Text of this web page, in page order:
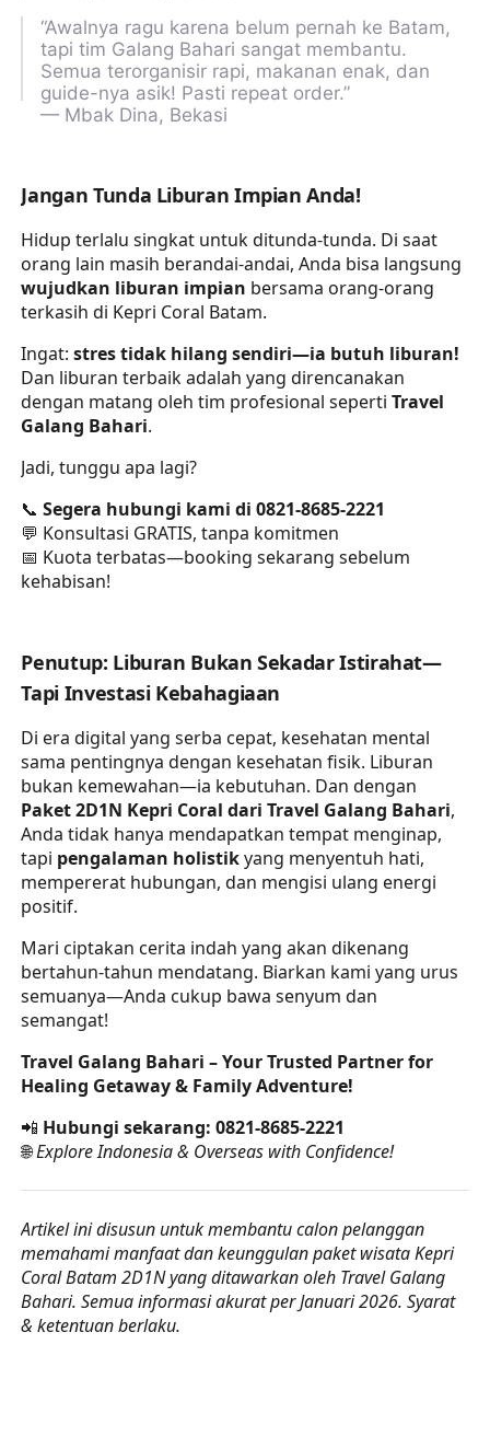
“Awalnya ragu karena belum pernah ke Batam,
tapi tim Galang Bahari sangat membantu.
Semua terorganisir rapi, makanan enak, dan
guide-nya asik! Pasti repeat order.”
— Mbak Dina, Bekasi
Jangan Tunda Liburan Impian Anda!
Hidup terlalu singkat untuk ditunda-tunda. Di saat
orang lain masih berandai-andai, Anda bisa langsung
wujudkan liburan impian bersama orang-orang
terkasih di Kepri Coral Batam.
Ingat:stres tidak hilang sendiri—ia butuh liburan!
Dan liburan terbaik adalah yang direncanakan
dengan matang oleh tim profesional sepertiTravel
Galang Bahari.
Jadi, tunggu apa lagi?
📞Segera hubungi kami di 0821-8685-2221
💬 Konsultasi GRATIS, tanpa komitmen
📅 Kuota terbatas—booking sekarang sebelum
kehabisan!
Penutup: Liburan Bukan Sekadar Istirahat—
Tapi Investasi Kebahagiaan
Di era digital yang serba cepat, kesehatan mental
sama pentingnya dengan kesehatan fisik. Liburan
bukan kemewahan—ia kebutuhan. Dan dengan
Paket 2D1N Kepri Coral dari Travel Galang Bahari,
Anda tidak hanya mendapatkan tempat menginap,
tapi pengalaman holistikyang menyentuh hati,
mempererat hubungan, dan mengisi ulang energi
positif.
Mari ciptakan cerita indah yang akan dikenang
bertahun-tahun mendatang. Biarkan kami yang urus
semuanya—Anda cukup bawa senyum dan
semangat!
Travel Galang Bahari – Your Trusted Partner for
Healing Getaway & Family Adventure!
📲 Hubungi sekarang: 0821-8685-2221
🌐Explore Indonesia & Overseas with Confidence!
Artikel ini disusun untuk membantu calon pelanggan
memahami manfaat dan keunggulan paket wisata Kepri
Coral Batam 2D1N yang ditawarkan oleh Travel Galang
Bahari. Semua informasi akurat per Januari 2026. Syarat
& ketentuan berlaku.